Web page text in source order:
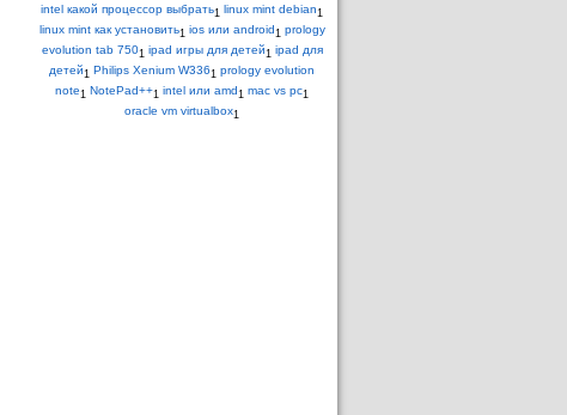
intel какой процессор выбрать1 linux mint debian1
linux mint как установить1 ios или android1 prology
evolution tab 7501 ipad игры для детей1 ipad для
детей1 Philips Xenium W3361 prology evolution
note1 NotePad++1 intel или amd1 mac vs pc1
oracle vm virtualbox1